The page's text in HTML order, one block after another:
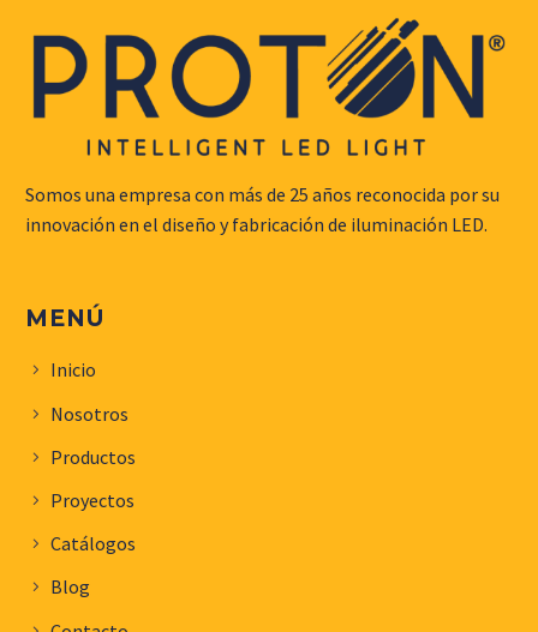
Somos una empresa con más de 25 años reconocida por su
innovación en el diseño y fabricación de iluminación LED.
MENÚ
Inicio
Nosotros
Productos
Proyectos
Catálogos
Blog